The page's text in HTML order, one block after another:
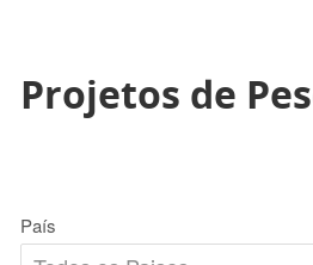
Projetos de
País